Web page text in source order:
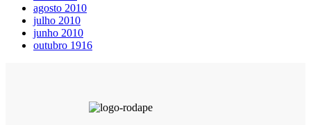
agosto 2010
julho 2010
junho 2010
outubro 1916